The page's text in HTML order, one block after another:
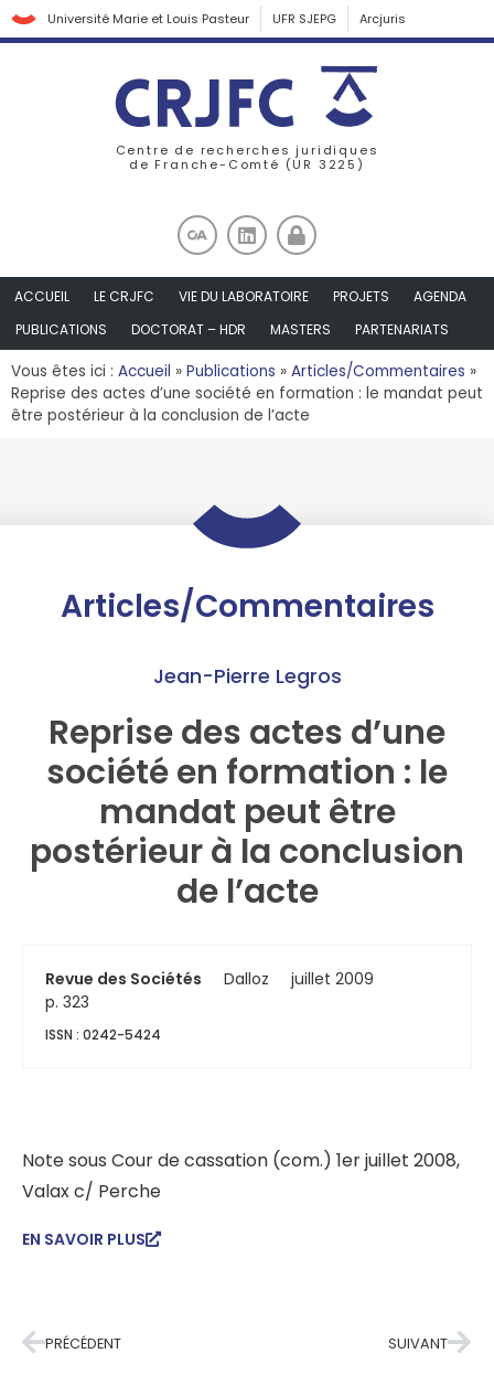
Université Marie et Louis Pasteur UFR SJEPG Arcjuris
Centre de recherches juridiques
de Franche-Comté (UR 3225)
ACCUEIL LE CRJFC VIE DU LABORATOIRE PROJETS
AGENDA
PUBLICATIONS
DOCTORAT – HDR MASTERS PARTENARIATS
Vous êtes ici : Accueil » Publications » Articles/Commentaires »
Reprise des actes d’une société en formation : le mandat peut
être postérieur à la conclusion de l’acte
Articles/Commentaires
Jean-Pierre Legros
Reprise des actes d’une
société en formation : le
mandat peut être
postérieur à la conclusion
de l’acte
Revue des Sociétés Dalloz
juillet 2009
p. 323
ISSN : 0242-5424
Note sous Cour de cassation (com.) 1er juillet 2008,
Valax c/ Perche
EN SAVOIR PLUS
PRÉCÉDENT SUIVANT